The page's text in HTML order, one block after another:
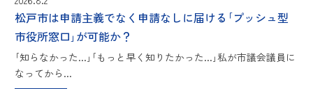
松戸市は申請主義でなく申請なしに届ける｢プッシュ型
市役所窓口｣が可能か？
｢知らなかった...｣｢もっと早く知りたかった...｣私が市議会議員に
なってから...